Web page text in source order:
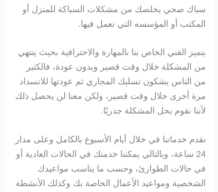
سباك صحي يخلصك من مشكلات السباكة للمنزل أو
المكتب أو المؤسسه التي تعمل فيها.
يتميز الفني الخاص بنا بالمهارة والاحترافية بحيث ينتهي
من المشكلة خلال وقت قصير وبدون عودة، فالكثير
من الناس يشكون تسليك المجاري ثم عودتها للانسداد
مرة أخرى خلال وقت قصير، ولكن معنا لن يحصل ذلك
لأننا نقوم بحل المشكلة جذريًا.
نقدم خدماتنا في خلال أيام الأسبوع بالكامل وعلى مدار
24 ساعة، وبالتالي يمكننا خدمتك في الحالات العادية أو
في حالات الطوارئ، وحسب ما يناسب مواعيدك
الشخصية ومواعيد الأعمال الخاصة بك وكذلك الأنشطة